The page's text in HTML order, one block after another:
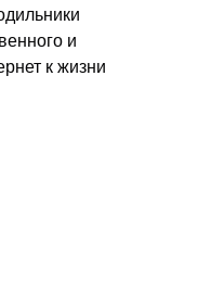
и
к жизни